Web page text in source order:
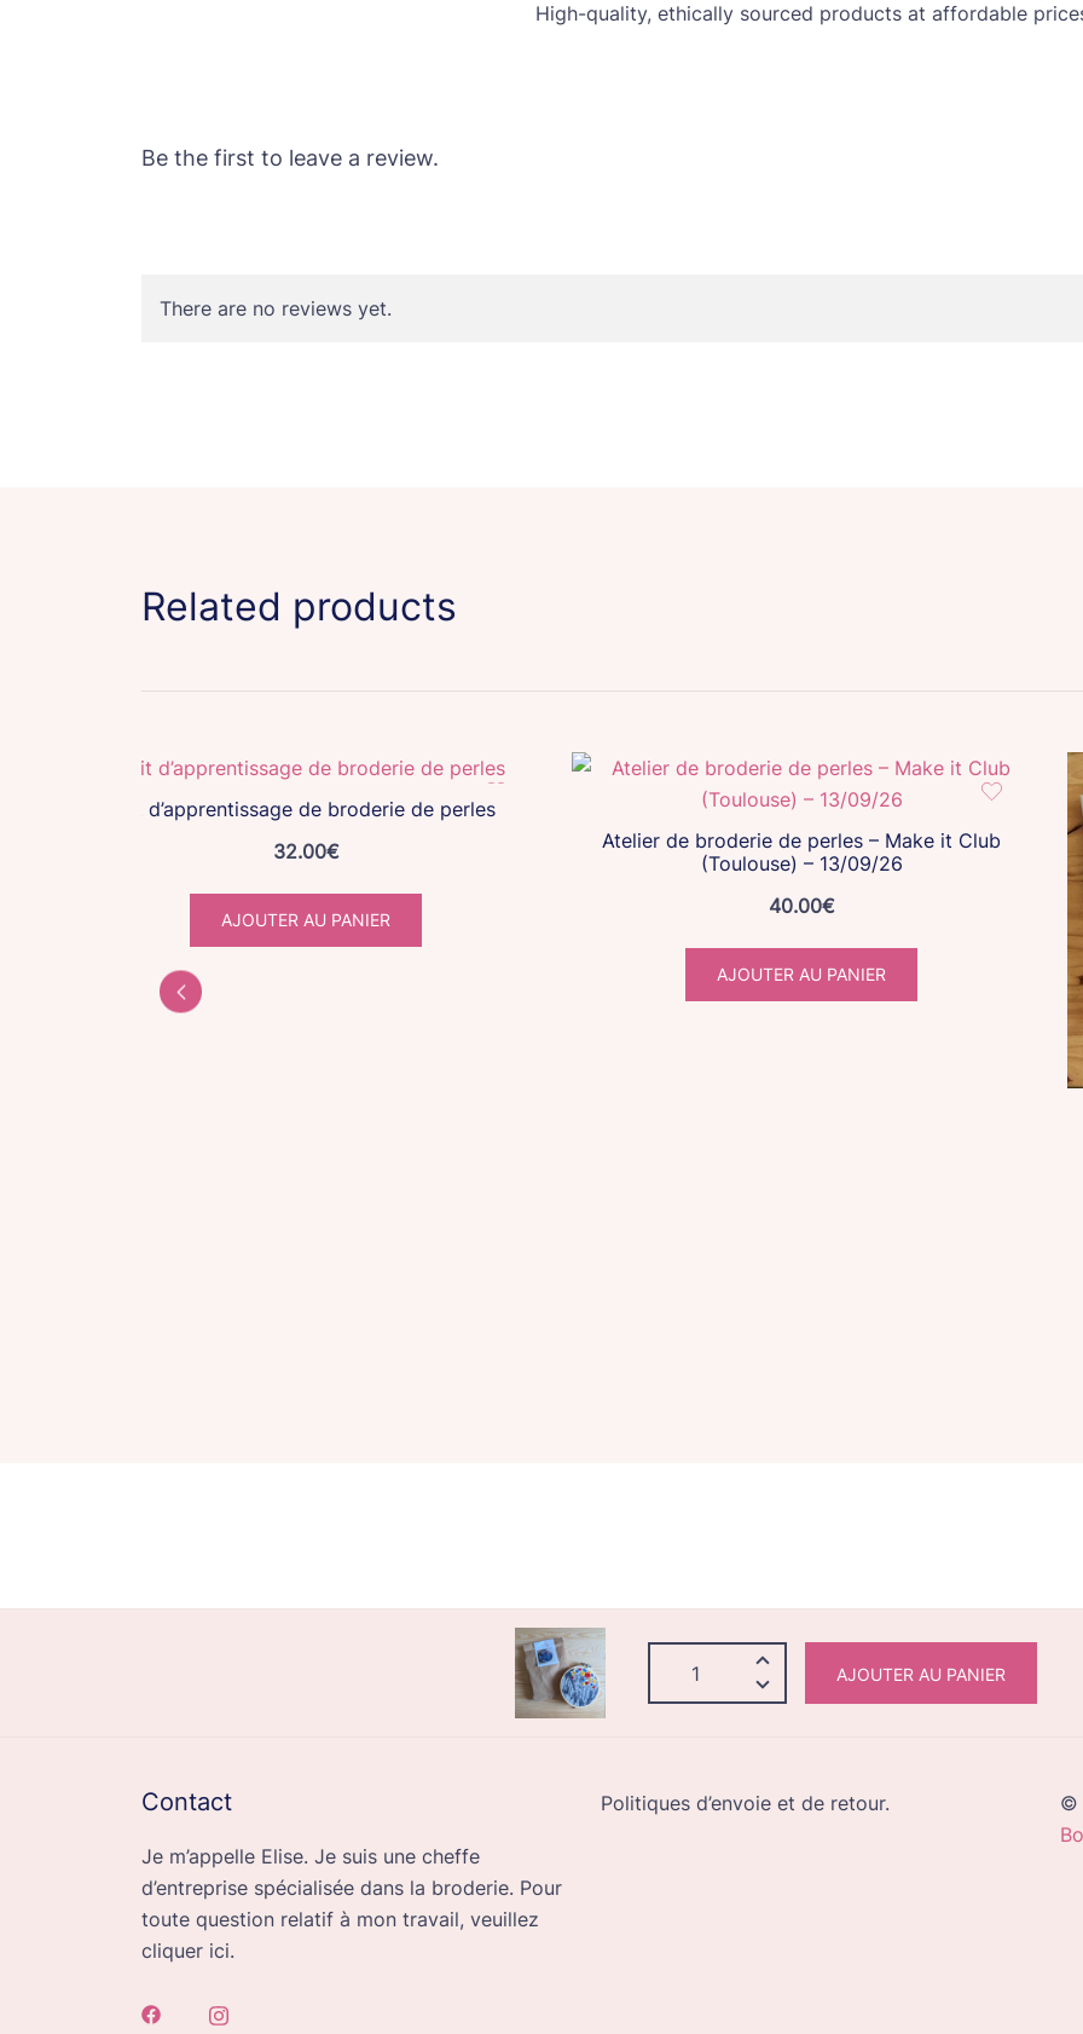
High-quality, ethically sourced products at affordable
Be the first to leave a review.
There are no reviews yet.
Related products
Kit d’apprentissage de broderie de perles
32.00€
AJOUTER AU PANIER
Atelier de broderie de perles – Make it Club
(Toulouse) – 13/09/26
40.00€
AJOUTER AU PANIER
quantité
kit
AJOUTER AU PANIER
Contact
Je m’appelle Elise. Je suis une cheffe
d’entreprise spécialisée dans la broderie. Pour
toute question relatif à mon travail, veuillez
cliquer ici.
Politiques d’envoie et de retour.
©